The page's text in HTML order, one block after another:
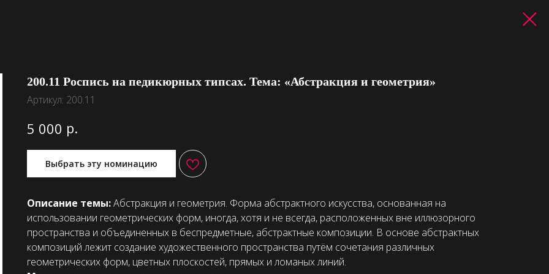
200.11 Роспись на педикюрных типсах. Тема: «Абстракция и геометрия»
Артикул: 200.11
5 000 р.
Выбрать эту номинацию
Описание темы:Абстракция и геометрия. Форма абстрактного искусства, основанная на
использовании геометрических форм, иногда, хотя и не всегда, расположенных вне иллюзорного
пространства и объединенных в беспредметные, абстрактные композиции. В основе абстрактных
композиций лежит создание художественного пространства путём сочетания различных
геометрических форм, цветных плоскостей, прямых и ломаных линий.